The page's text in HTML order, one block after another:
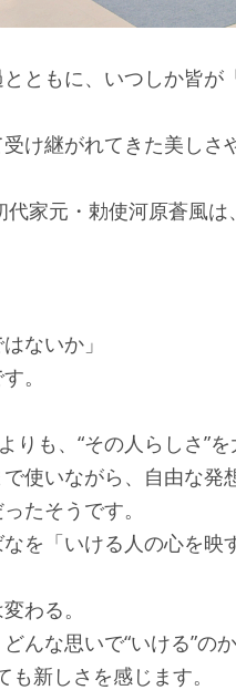
ともに、いつしか皆が
け継がれてきた美しさ
家元・勅使河原蒼風
ないか」
。
も、“その人らしさ”を
使いながら、自由な発
たそうです。
を「いける人の心を映
わる。
んな思いで“いける”の
新しさを感じます。